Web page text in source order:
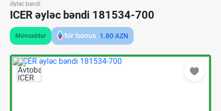
Əyləc bəndi
ICER əyləc bəndi 181534-700
Mövcuddur 1.80AZN